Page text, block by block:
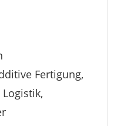
Fertigung,